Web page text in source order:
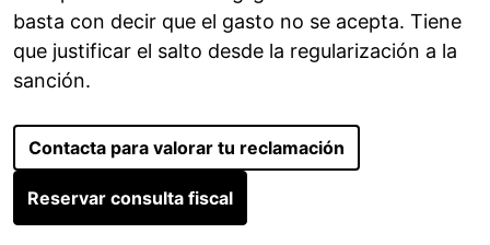
basta con decir que el gasto no se acepta. Tiene
que justificar el salto desde la regularización a la
sanción.
Contacta para valorar tu reclamación
Reservar consulta fiscal